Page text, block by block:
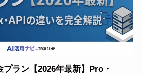
ラン【2026年最新】Pro・